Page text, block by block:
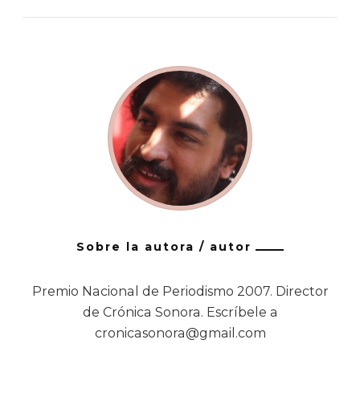
Sobre la autora / autor
Premio Nacional de Periodismo 2007. Director
de Crónica Sonora. Escríbele a
cronicasonora@gmail.com